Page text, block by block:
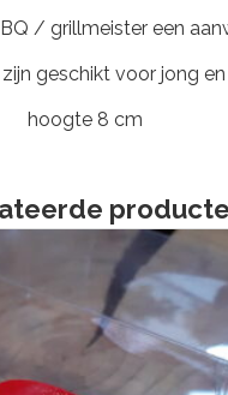
/ grillmeister een
geschikt voor jong
hoogte 8 cm